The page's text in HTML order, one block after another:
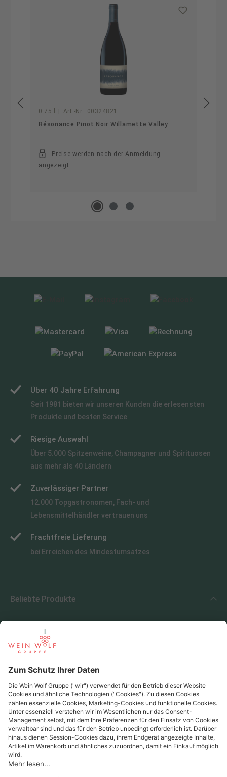
0.75 l Art.-Nr.: 00324821
Résonance Pinot Noir Willamette Valley
Preise werden nach der Anmeldung
angezeigt.
Über 40 Jahre Erfahrung
Seit 1981 bieten wir unseren Kunden die erlesensten
Produkte und besten Service
Riesige Auswahl
Über 5.000 Spitzenweine, Champagner und Spirituosen
aus mehr als 40 Ländern
Zuverlässiger Partner
12.000 Topgastronomen, Fach- und
Lebensmittelhändler vertrauen uns
Frachtfreie Lieferung
bei Erreichen des Mindestumsatzes
Beliebte Produkte
Beliebte Regionen
Beliebte Produzenten
Wein Wolf
Wein Wolf GmbH